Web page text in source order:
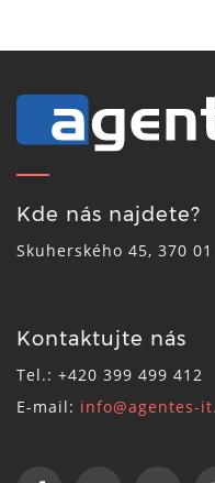
Kde nás najdete?
Skuherského 45, 370
Kontaktujte nás
Tel.: +420 399 499 412
E-mail: info@agentes-